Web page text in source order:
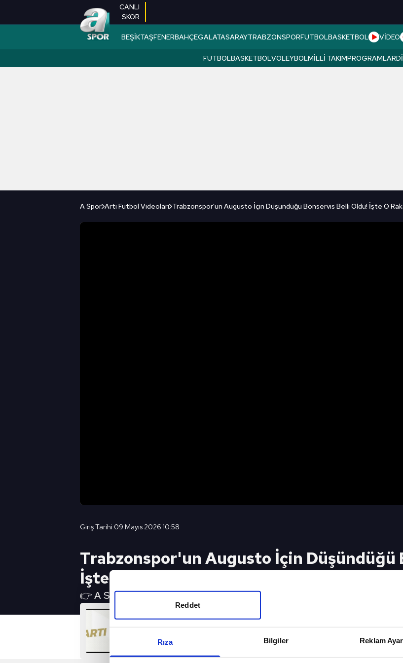
Rıza Bilgiler Reklam
Reddet
CANLI
SKOR
BEŞİKTAŞFENERBAHÇEGALATASARAYTRABZONSPORFUTBOLBASKETBOL VİDEO
FUTBOLBASKETBOLVOLEYBOLMILLI TAKIMPROGRAMLAR
A Spor Artı Futbol Videoları Trabzonspor'un Augusto İçin Düşündüğü Bonservis Belli Oldu! İşte O
Giriş Tarihi:09 Mayıs 2026 10:58
Trabzonspor'un Augusto İçin Düşündüğü
İşte O Rakamı Zeki Uzundurukan Açıkladı!
👉 A SPOR YouTube Canlı Yayın İçin Tıkla